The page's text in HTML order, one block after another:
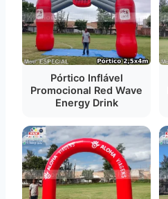
Pórtico Inflável
Promocional Red Wave
Energy Drink